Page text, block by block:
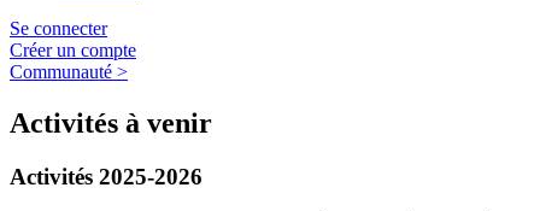
Se connecter
Créer un compte
Communauté >
Activités à venir
Activités 2025-2026